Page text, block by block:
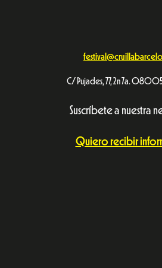
C/ Pujades, 77, 2n 7a.
Suscríbete a nuestra
Quiero recibir